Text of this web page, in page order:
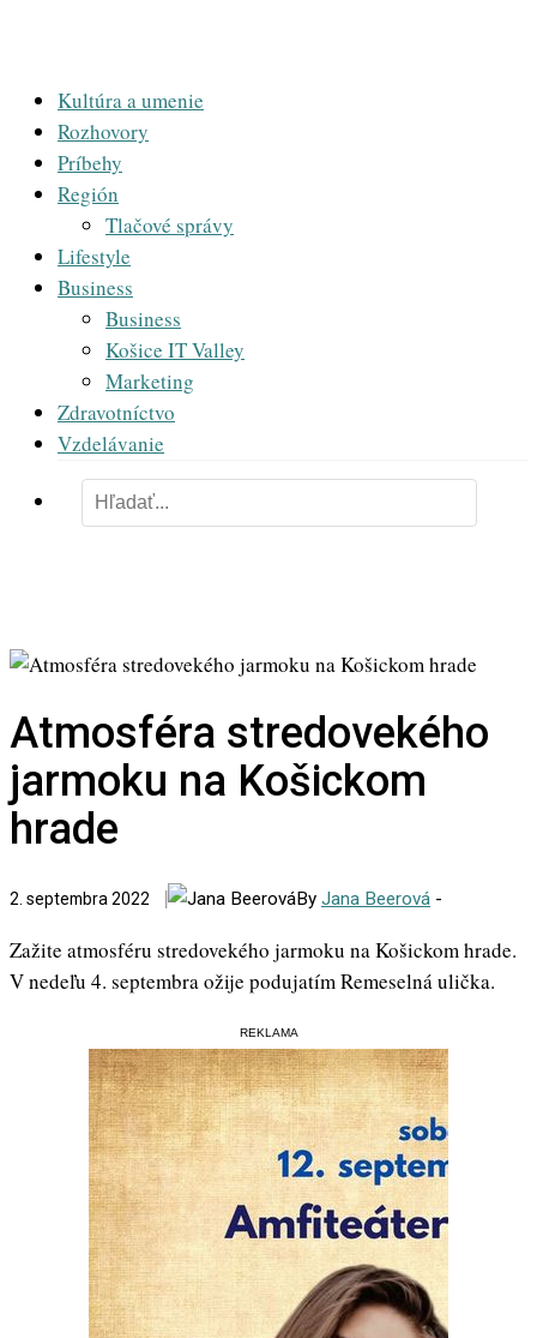
Kultúra a umenie
Rozhovory
Príbehy
Región
Tlačové správy
Lifestyle
Business
Business
Košice IT Valley
Marketing
Zdravotníctvo
Vzdelávanie
Atmosféra stredovekého
jarmoku na Košickom
hrade
2. septembra 2022 By Jana Beerová -
Zažite atmosféru stredovekého jarmoku na Košickom hrade.
V nedeľu 4. septembra ožije podujatím Remeselná ulička.
REKLAMA